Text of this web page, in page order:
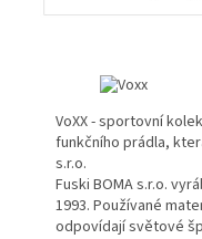
VoXX - sportovní
funkčního prádla,
s.r.o.
Fuski BOMA s.r.o.
1993. Používané
odpovídají světové